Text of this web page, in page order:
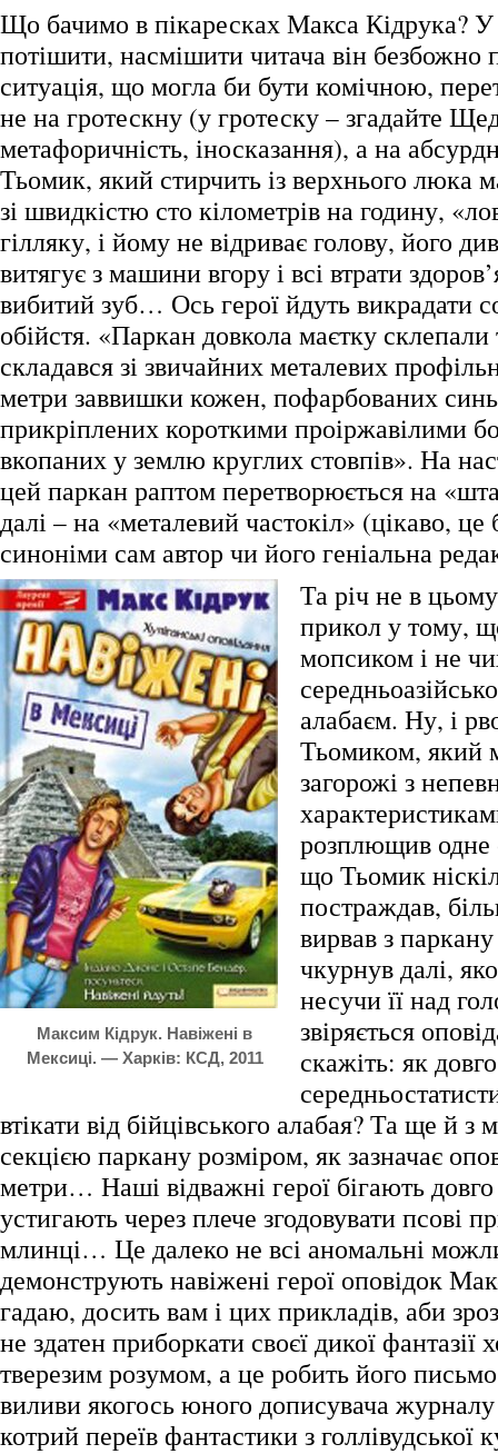
Що бачимо в пікаресках Макса Кідрука?
потішити, насмішити читача він безбожно
ситуація, що могла би бути комічною,
не на гротескну (у гротеску – згадайте
метафоричність, іносказання), а на
Тьомик, який стирчить із верхнього
зі швидкістю сто кілометрів на годину,
гілляку, і йому не відриває голову, його
витягує з машини вгору і всі втрати
вибитий зуб… Ось герої йдуть викрадати
обійстя. «Паркан довкола маєтку
складався зі звичайних металевих
метри заввишки кожен, пофарбованих
прикріплених короткими проіржавілими
вкопаних у землю круглих стовпів». На
цей паркан раптом перетворюється на
далі – на «металевий частокіл» (цікаво, це
синоніми сам автор чи його геніальна
Максим Кідрук. Навіжені в
Мексиці. — Харків: КСД, 2011
Та річ не в
прикол у тому,
мопсиком і не
алабаєм. Ну, і
Тьомиком, який
загорожі з
розплющив одне
що Тьомик
постраждав,
вирвав з
чкурнув далі,
несучи її над
звіряється
скажіть: як довго
втікати від бійцівського алабая? Та ще й з
секцією паркану розміром, як зазначає
метри… Наші відважні герої бігають
устигають через плече згодовувати псові
млинці… Це далеко не всі аномальні
демонструють навіжені герої оповідок
гадаю, досить вам і цих прикладів, аби
не здатен приборкати своєї дикої фантазії
тверезим розумом, а це робить його
виливи якогось юного дописувача
котрий переїв фантастики з голлівудської